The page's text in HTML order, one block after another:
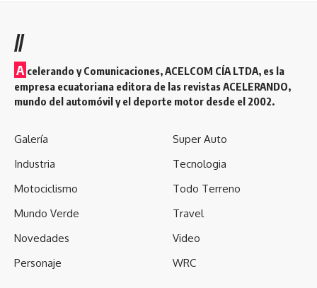
//
A celerando y Comunicaciones, ACELCOM CÍA LTDA, es la
empresa ecuatoriana editora de las revistas ACELERANDO,
mundo del automóvil y el deporte motor desde el 2002.
Galería
Industria
Motociclismo
Mundo Verde
Novedades
Personaje
Super Auto
Tecnologia
Todo Terreno
Travel
Video
WRC